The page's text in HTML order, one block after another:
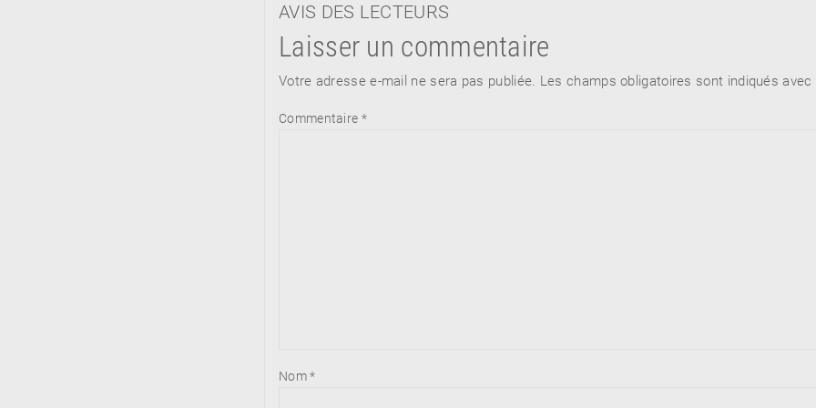
AVIS DES LECTEURS
Laisser un commentaire
Votre adresse e-mail ne sera pas publiée. Les champs obligatoires sont indiqués avec
Commentaire *
Nom*